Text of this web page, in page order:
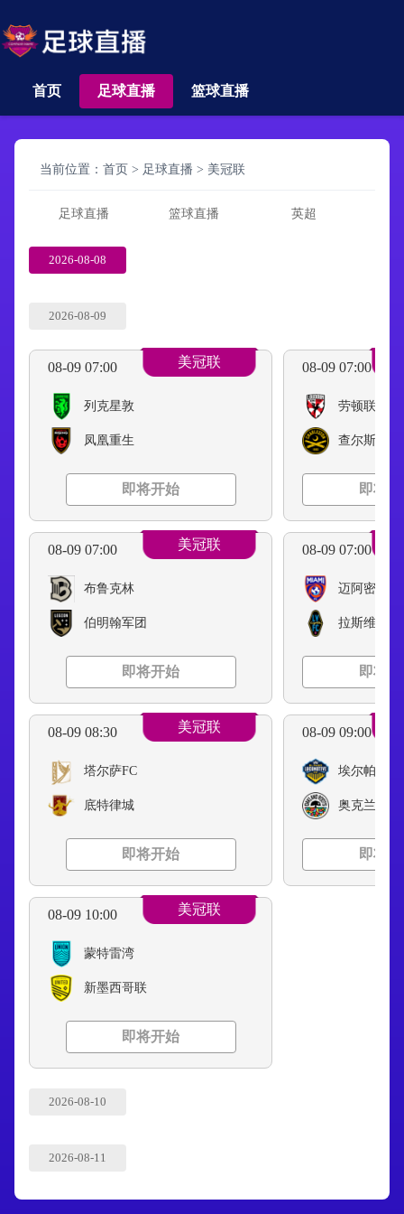
首页 足球直播 篮球直播
当前位置： 首页 > 足球直播 > 美冠联
足球直播 篮球直播 英超
2026-08-08
2026-08-09
08-09 07:00 美冠联
列克星敦
凤凰重生
即将开始
08-09 07:00
劳顿联
查尔斯顿电
即将
08-09 07:00 美冠联
布鲁克林
伯明翰军团
即将开始
08-09 07:00
迈阿密FC
拉斯维加斯
即将
08-09 08:30 美冠联
塔尔萨FC
底特律城
即将开始
08-09 09:00
埃尔帕索机
奥克兰根
即将
08-09 10:00 美冠联
蒙特雷湾
新墨西哥联
即将开始
2026-08-10
2026-08-11